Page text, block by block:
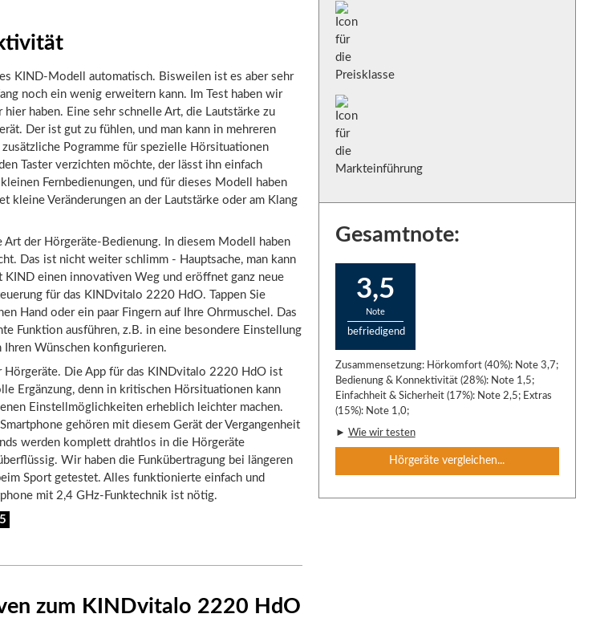
KIND-Modell automatisch. Bisweilen ist es aber sehr
noch ein wenig erweitern kann. Im Test haben wir
haben. Eine sehr schnelle Art, die Lautstärke zu
Der ist gut zu fühlen, und man kann in mehreren
Pogramme für spezielle Hörsituationen
Taster verzichten möchte, der lässt ihn einfach
Fernbedienungen, und für dieses Modell haben
kleine Veränderungen an der Lautstärke oder am Klang
Art der Hörgeräte-Bedienung. In diesem Modell haben
Das ist nicht weiter schlimm - Hauptsache, man kann
einen innovativen Weg und eröffnet ganz neue
für das KINDvitalo 2220 HdO. Tappen Sie
Hand oder ein paar Fingern auf Ihre Ohrmuschel. Das
Funktion ausführen, z.B. in eine besondere Einstellung
Ihren Wünschen konfigurieren.
Hörgeräte. Die App für das KINDvitalo 2220 HdO ist
Ergänzung, denn in kritischen Hörsituationen kann
Einstellmöglichkeiten erheblich leichter machen.
gehören mit diesem Gerät der Vergangenheit
werden komplett drahtlos in die Hörgeräte
Wir haben die Funkübertragung bei längeren
Sport getestet. Alles funktionierte einfach und
mit 2,4 GHz-Funktechnik ist nötig.
zum KINDvitalo 2220 HdO
Gesamtnote:
3,5
Note
befriedigend
Zusammensetzung: Hörkomfort (40%): Note 3,7;
Bedienung & Konnektivität (28%): Note 1,5;
Einfachheit & Sicherheit (17%): Note 2,5; Extras
(15%): Note 1,0;
► Wie wir testen
Hörgeräte vergleichen...